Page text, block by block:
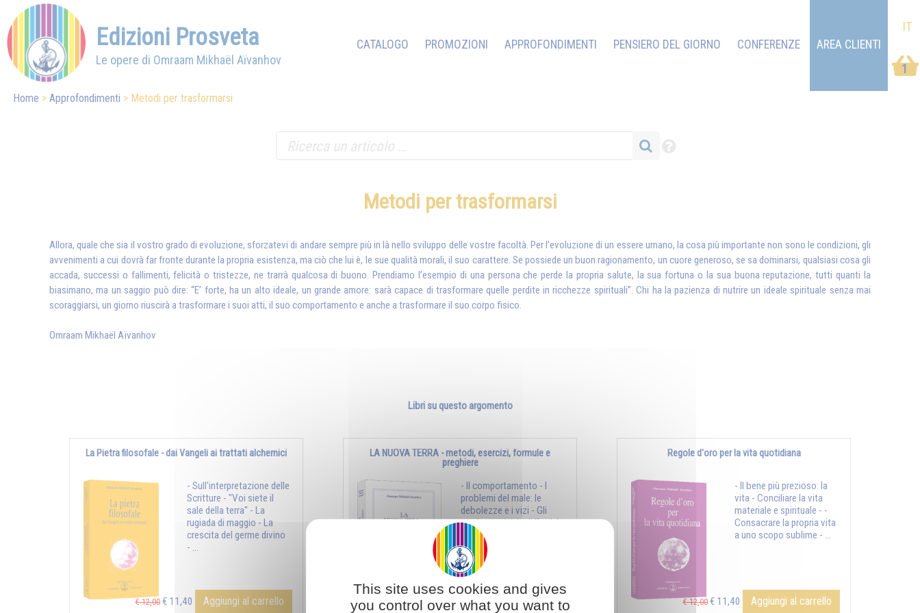
Edizioni Prosveta
Le opere di Omraam Mikhaël Aïvanhov
CATALOGO PROMOZIONI APPROFONDIMENTI PENSIERO DEL GIORNO
CONFERENZE
1
AREA CLIENTI
IT
Home Approfondimenti Metodi per trasformarsi
Metodi per trasformarsi
Allora, quale che sia il vostro grado di evoluzione, sforzatevi di andare sempre più in là nello sviluppo delle vostre facoltà. Per l’evoluzione di un essere umano, la cosa più importante non sono le condizioni, gli
avvenimenti a cui dovrà far fronte durante la propria esistenza, ma ciò che lui è, le sue qualità morali, il suo carattere. Se possiede un buon ragionamento, un cuore generoso, se sa dominarsi, qualsiasi cosa gli
accada, successi o fallimenti, felicità o tristezze, ne trarrà qualcosa di buono. Prendiamo l’esempio di una persona che perde la propria salute, la sua fortuna o la sua buona reputazione, tutti quanti la
biasimano, ma un saggio può dire: “E’ forte, ha un alto ideale, un grande amore: sarà capace di trasformare quelle perdite in ricchezze spirituali”. Chi ha la pazienza di nutrire un ideale spirituale senza mai
scoraggiarsi, un giorno riuscirà a trasformare i suoi atti, il suo comportamento e anche a trasformare il suo corpo fisico.
Omraam Mikhaël Aïvanhov
Libri su questo argomento
La Pietra filosofale - dai Vangeli ai trattati alchemici
- Sull'interpretazione delle
Scritture - "Voi siete il
sale della terra" - La
rugiada di maggio - La
crescita del germe divino
- ...
€ 12,00 € 11,40 Aggiungi al carrello
LA NUOVA TERRA - metodi, esercizi, formule e
preghiere
- Il comportamento - I
problemi del male: le
debolezze e i vizi - Gli
stati negativi, le difficoltà
- I metodi di purificazione
- ...
€ 19,00€ 18,05 Aggiungi al carrello
Regole d'oro per la vita quotidiana
- Il bene più prezioso: la
vita - Conciliare la vita
materiale e spirituale - -
Consacrare la propria vita
a uno scopo sublime - ...
€ 12,00 € 11,40 Aggiungi al carrello
This site uses cookies and gives
you control over what you want to